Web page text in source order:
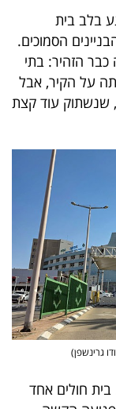
בלב בית
הסמוכים.
הזהיר: בתי
על הקיר, אבל
שנשתוק עוד קצת
חולים אחד